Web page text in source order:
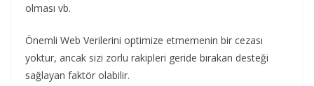
olması vb.
Önemli Web Verilerini optimize etmemenin bir cezası
yoktur, ancak sizi zorlu rakipleri geride bırakan desteği
sağlayan faktör olabilir.